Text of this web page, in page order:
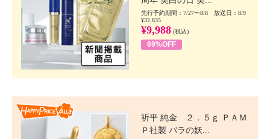
先行予約期間：7/27〜8/8 放送日：8/9
¥32,835
¥9,988 (税込)
69%OFF
祈平 純金 ２．５ｇ ＰＡＭ
Ｐ社製 バラの妖...